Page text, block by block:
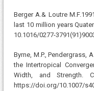
Berger A.& Loutre
last 10 million years
10.1016/0277-
Byrne, M.P., Pendergrass,
the Intertropical
Width, and Strength.
https://doi.org/10.1007/